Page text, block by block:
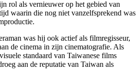
rol als vernieuwer op het gebied van
waarin die nog niet vanzelfsprekend was
was hij ook actief als filmregisseur,
de cinema in zijn cinematografie. Als
standaard van Taiwanese films
aan de reputatie van Taiwan als